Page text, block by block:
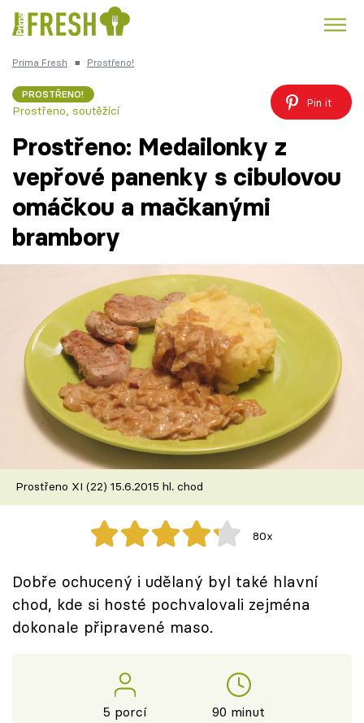
Česká kuchyně
Témata
Články
TV Program
Škola vaření
Recepty z TV
Speciál: Cuketa
Těhotnej kuchař
Sledujte prima+
Přihlášení
Prima Fresh ■ Prostřeno!
PROSTŘENO!
Prostřeno, soutěžící
Pin it
Prostřeno: Medailonky z
vepřové panenky s cibulovou
omáčkou a mačkanými
brambory
Prostřeno XI (22) 15.6.2015 hl. chod
80x
Dobře ochucený i udělaný byl také hlavní
chod, kde si hosté pochvalovali zejména
dokonale připravené maso.
5 porcí 90 minut